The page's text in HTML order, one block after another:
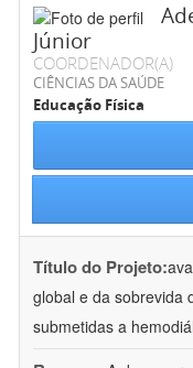
Júnior
COORDENADOR(A)
CIÊNCIAS DA SAÚDE
Educação Física
Título do Projeto:
global e da sobrevida
submetidas a